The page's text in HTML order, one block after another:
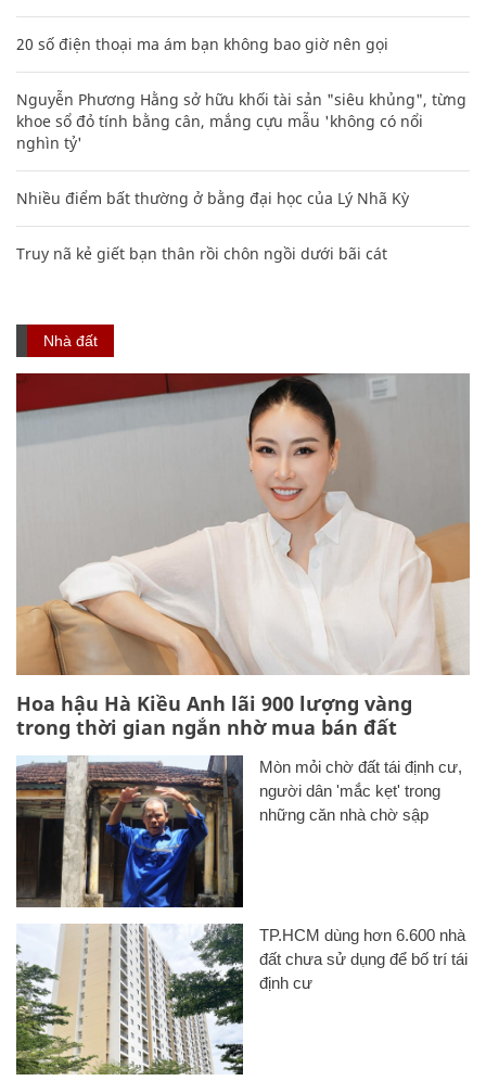
20 số điện thoại ma ám bạn không bao giờ nên gọi
Nguyễn Phương Hằng sở hữu khối tài sản "siêu khủng", từng
khoe sổ đỏ tính bằng cân, mắng cựu mẫu 'không có nổi
nghìn tỷ'
Nhiều điểm bất thường ở bằng đại học của Lý Nhã Kỳ
Truy nã kẻ giết bạn thân rồi chôn ngồi dưới bãi cát
Nhà đất
Hoa hậu Hà Kiều Anh lãi 900 lượng vàng
trong thời gian ngắn nhờ mua bán đất
Mòn mỏi chờ đất tái định cư,
người dân 'mắc kẹt' trong
những căn nhà chờ sập
TP.HCM dùng hơn 6.600 nhà
đất chưa sử dụng để bố trí tái
định cư